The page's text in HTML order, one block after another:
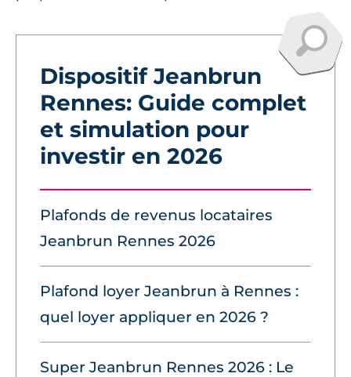
Dispositif Jeanbrun
Rennes: Guide complet
et simulation pour
investir en 2026
Plafonds de revenus locataires
Jeanbrun Rennes 2026
Plafond loyer Jeanbrun à Rennes :
quel loyer appliquer en 2026 ?
Super Jeanbrun Rennes 2026 : Le